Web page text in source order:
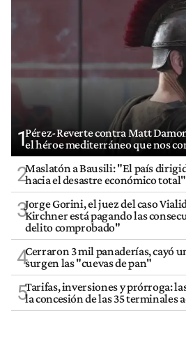
1Pérez-Reverte contra Matt
el héroe mediterráneo que nos
2Maslatón a Bausili: "El país
hacia el desastre económico total"
3Jorge Gorini, el juez del caso
Kirchner está pagando las
delito comprobado"
4Cerraron 3 mil panaderías, cayó
surgen las "cuevas de pan"
5Tarifas, inversiones y prórroga:
la concesión de las 35 terminales